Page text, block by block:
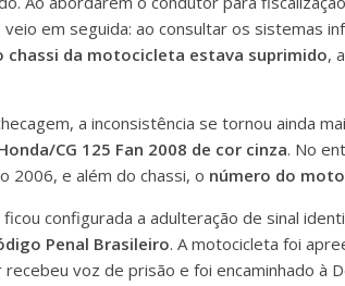
em seguida: ao consultar os sistemas
chassi da motocicleta estava suprimido,
a inconsistência se tornou ainda
CG 125 Fan 2008 de cor cinza. No
2006, e além do chassi, o número do
configurada a adulteração de sinal
Penal Brasileiro. A motocicleta foi
voz de prisão e foi encaminhado à